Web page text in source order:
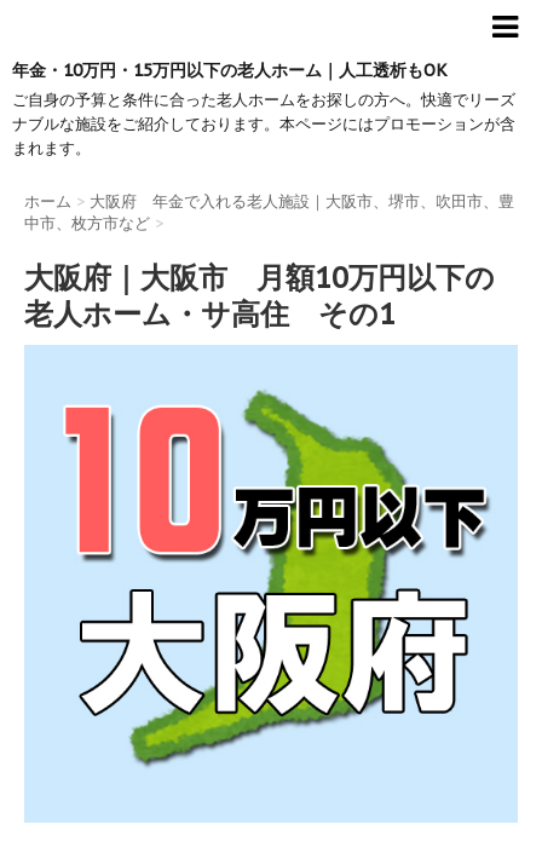
年金・10万円・15万円以下の老人ホーム｜人工透析もOK
ご自身の予算と条件に合った老人ホームをお探しの方へ。快適でリーズ
ナブルな施設をご紹介しております。本ページにはプロモーションが含
まれます。
ホーム > 大阪府 年金で入れる老人施設｜大阪市、堺市、吹田市、豊
中市、枚方市など >
大阪府｜大阪市 月額10万円以下の
老人ホーム・サ高住 その1